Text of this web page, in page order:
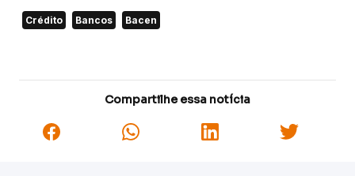
Crédito Bancos Bacen
Compartilhe essa notícia